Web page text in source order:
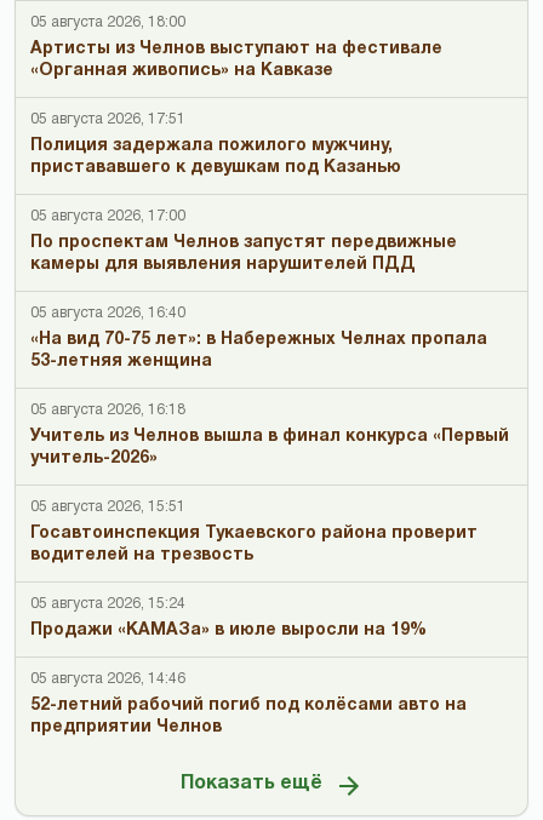
05 августа 2026, 18:00
Артисты из Челнов выступают на фестивале
«Органная живопись» на Кавказе
05 августа 2026, 17:51
Полиция задержала пожилого мужчину,
пристававшего к девушкам под Казанью
05 августа 2026, 17:00
По проспектам Челнов запустят передвижные
камеры для выявления нарушителей ПДД
05 августа 2026, 16:40
«На вид 70-75 лет»: в Набережных Челнах пропала
53-летняя женщина
05 августа 2026, 16:18
Учитель из Челнов вышла в финал конкурса «Первый
учитель-2026»
05 августа 2026, 15:51
Госавтоинспекция Тукаевского района проверит
водителей на трезвость
05 августа 2026, 15:24
Продажи «КАМАЗа» в июле выросли на 19%
05 августа 2026, 14:46
52-летний рабочий погиб под колёсами авто на
предприятии Челнов
Показать ещё